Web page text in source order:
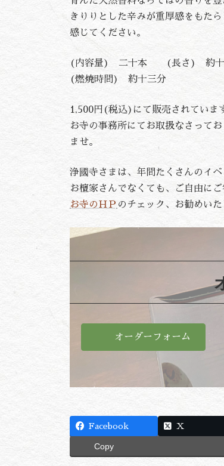
きりりとした辛みが重厚感をもた
感じてください。
(内容量) 二十本 (長さ) 約十
(燃焼時間) 約十三分
1,500円(税込)にて販売されていま
お寺の事務所にてお取扱なさって
ませ。
浄國寺さまは、年間たくさんのイベ
お檀家さんでなくても、ご自由に
お寺のＨＰ のチェック、お勧めい
オーダーフォーム
Facebook X
Copy